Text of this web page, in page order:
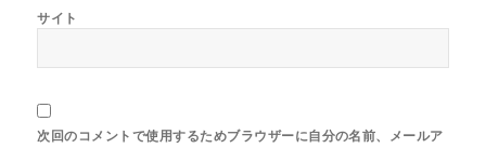
サイト
次回のコメントで使用するためブラウザーに自分の名前、メールア